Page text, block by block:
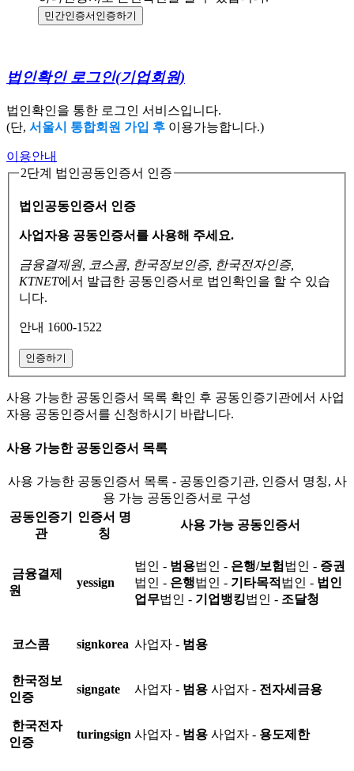
민간인증서 인증하기
법인확인 로그인(기업회원)
법인확인을 통한 로그인 서비스입니다.
(단, 서울시 통합회원 가입 후 이용가능합니다.)
이용안내
2단계 법인공동인증서 인증
법인공동인증서 인증
사업자용 공동인증서를 사용해 주세요.
금융결제원, 코스콤, 한국정보인증, 한국전자인증,
KTNET에서 발급한 공동인증서로 법인확인을 할 수 있습
니다.
안내 1600-1522
인증하기
사용 가능한 공동인증서 목록 확인 후 공동인증기관에서 사업
자용 공동인증서를 신청하시기 바랍니다.
사용 가능한 공동인증서 목록
사용 가능한 공동인증서 목록 - 공동인증기관, 인증서 명칭, 사
용 가능 공동인증서로 구성
공동인증기
관
인증서 명
칭
사용 가능 공동인증서
금융결제
원
yessign
법인 - 범용법인 - 은행/보험 법인 - 증권
법인 - 은행법인 - 기타목적 법인 - 법인
업무법인 - 기업뱅킹법인 - 조달청
코스콤 signkorea 사업자 - 범용
한국정보
인증
signgate 사업자 - 범용 사업자 - 전자세금용
한국전자
인증
turingsign 사업자 - 범용 사업자 - 용도제한